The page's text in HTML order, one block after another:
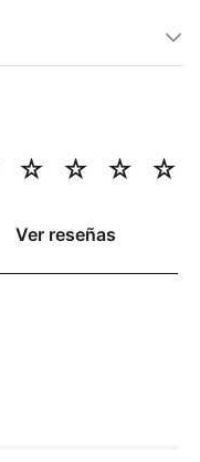
Ver reseñas
☆ ☆ ☆ ☆